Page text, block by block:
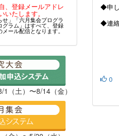
◆申
◆連
0
、登録メールアドレ
いたします。
せ」「六月集会プログラ
グラム」はすべて、登録
ール配信となります。
1（土）〜8/14（金）